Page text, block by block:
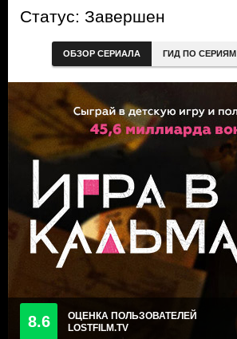
Статус: Завершен
ОБЗОР СЕРИАЛА ГИД ПО СЕРИЯМ
8.6
ОЦЕНКА ПОЛЬЗОВАТЕЛЕЙ
LOSTFILM.TV